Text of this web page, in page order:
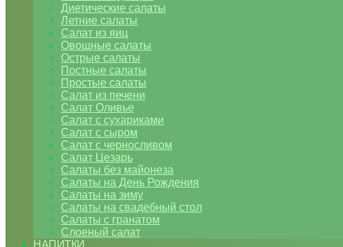
Диетические салаты
Летние салаты
Салат из яиц
Овощные салаты
Острые салаты
Постные салаты
Простые салаты
Салат из печени
Салат Оливье
Салат с сухариками
Салат с сыром
Салат с черносливом
Салат Цезарь
Салаты без майонеза
Салаты на День Рождения
Салаты на зиму
Салаты на свадебный стол
Салаты с гранатом
Слоеный салат
НАПИТКИ